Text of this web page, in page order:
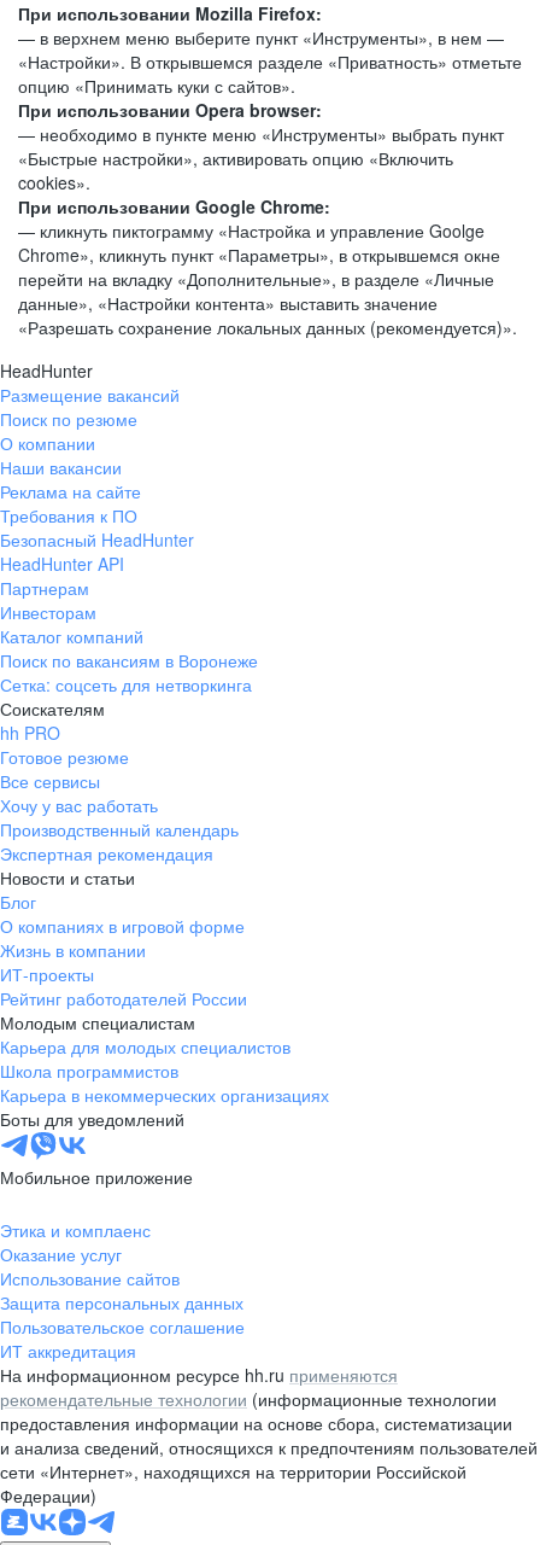
При использовании Mozilla Firefox:
— в верхнем меню выберите пункт «Инструменты», в нем —
«Настройки». В открывшемся разделе «Приватность» отметьте
опцию «Принимать куки с сайтов».
При использовании Opera browser:
— необходимо в пункте меню «Инструменты» выбрать пункт
«Быстрые настройки», активировать опцию «Включить
cookies».
При использовании Google Chrome:
— кликнуть пиктограмму «Настройка и управление Goolge
Chrome», кликнуть пункт «Параметры», в открывшемся окне
перейти на вкладку «Дополнительные», в разделе «Личные
данные», «Настройки контента» выставить значение
«Разрешать сохранение локальных данных (рекомендуется)».
HeadHunter
Размещение вакансий
Поиск по резюме
О компании
Наши вакансии
Реклама на сайте
Требования к ПО
Безопасный HeadHunter
HeadHunter API
Партнерам
Инвесторам
Каталог компаний
Поиск по вакансиям в Воронеже
Сетка: соцсеть для нетворкинга
Соискателям
hh PRO
Готовое резюме
Все сервисы
Хочу у вас работать
Производственный календарь
Экспертная рекомендация
Новости и статьи
Блог
О компаниях в игровой форме
Жизнь в компании
ИТ-проекты
Рейтинг работодателей России
Молодым специалистам
Карьера для молодых специалистов
Школа программистов
Карьера в некоммерческих организациях
Боты для уведомлений
Мобильное приложение
Этика и комплаенс
Оказание услуг
Использование сайтов
Защита персональных данных
Пользовательское соглашение
ИТ аккредитация
На информационном ресурсе hh.ru применяются
рекомендательные технологии (информационные технологии
предоставления информации на основе сбора, систематизации
и анализа сведений, относящихся к предпочтениям пользователей
сети «Интернет», находящихся на территории Российской
Федерации)